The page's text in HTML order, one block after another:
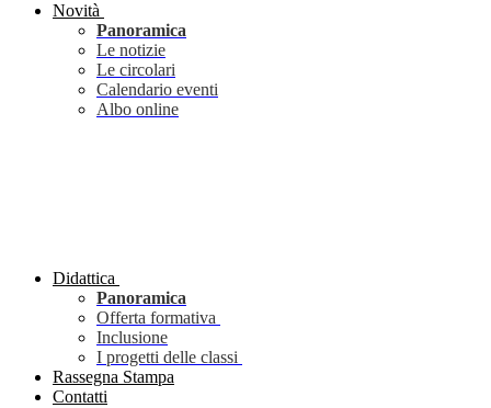
Novità
Panoramica
Le notizie
Le circolari
Calendario eventi
Albo online
Didattica
Panoramica
Offerta formativa
Inclusione
I progetti delle classi
Rassegna Stampa
Contatti